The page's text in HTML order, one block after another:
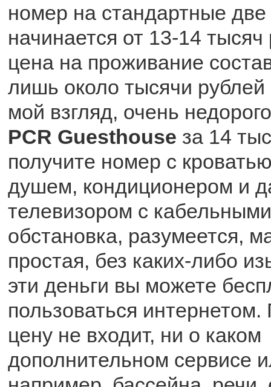
номер на стандартные
начинается от 13-14 тысяч
цена на проживание
лишь около тысячи рублей
мой взгляд, очень
PCR Guesthouse за 14
получите номер с
душем, кондиционером и
телевизором с
обстановка, разумеется,
простая, без каких-либо
эти деньги вы можете
пользоваться интернетом.
цену не входит, ни о каком
дополнительном сервисе